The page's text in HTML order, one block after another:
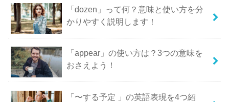
「dozen」って何？意味と使い方を分
かりやすく説明します！
「appear」の使い方は？3つの意味を
おさえよう！
「〜する予定 」の英語表現を4つ紹